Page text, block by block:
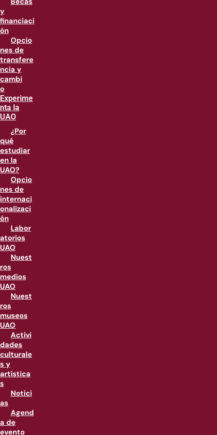
y
financiaci
ón
Opcio
nes de
transfere
ncia y
cambi
o
Experime
nta la
UAO
¿Por
qué
estudiar
en la
UAO?
Opcio
nes de
internaci
onalizaci
ón
Labor
atorios
UAO
Nuest
ros
medios
UAO
Nuest
ros
museos
UAO
Activi
dades
culturale
s y
artística
s
Notici
as
Agend
a de
evento